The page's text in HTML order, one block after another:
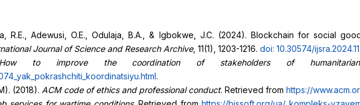
R.E., Adewusi, O.E., Odulaja, B.A., & Igbokwe, J.C. (2024). Blockchain for social
Journal of Science and Research Archive, 11(1), 1203-1216. doi: 10.30574/
How to improve the coordination of stakeholders of
.
(2018). ACM code of ethics and professional conduct. Retrieved from https://